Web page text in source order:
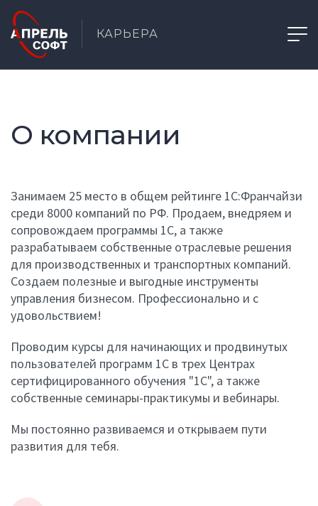
КАРЬЕРА
О компании
Занимаем 25 место в общем рейтинге 1С:Франчайзи
среди 8000 компаний по РФ. Продаем, внедряем и
сопровождаем программы 1С, а также
разрабатываем собственные отраслевые решения
для производственных и транспортных компаний.
Создаем полезные и выгодные инструменты
управления бизнесом. Профессионально и с
удовольствием!
Проводим курсы для начинающих и продвинутых
пользователей программ 1С в трех Центрах
сертифицированного обучения "1С", а также
собственные семинары-практикумы и вебинары.
Мы постоянно развиваемся и открываем пути
развития для тебя.